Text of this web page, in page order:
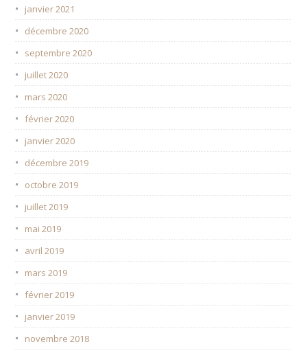
janvier 2021
décembre 2020
septembre 2020
juillet 2020
mars 2020
février 2020
janvier 2020
décembre 2019
octobre 2019
juillet 2019
mai 2019
avril 2019
mars 2019
février 2019
janvier 2019
novembre 2018